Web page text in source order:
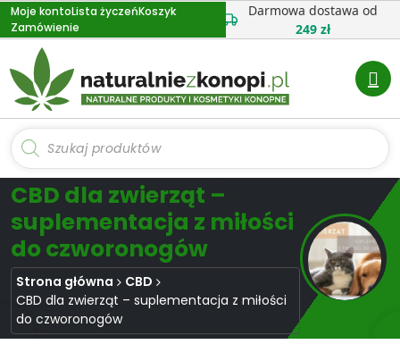
Przejdź
do
treści
Moje kontoLista życzeńKoszyk
Zamówienie
Darmowa dostawa od
249 zł
Wyszukiwarka
produktów
CBD dla zwierząt –
suplementacja z miłości
do czworonogów
Strona główna
CBD
CBD dla zwierząt – suplementacja z miłości
do czworonogów